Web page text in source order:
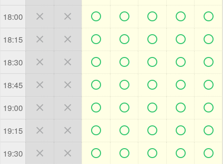
18:00       
18:15       
18:30       
18:45       
19:00       
19:15       
19:30       